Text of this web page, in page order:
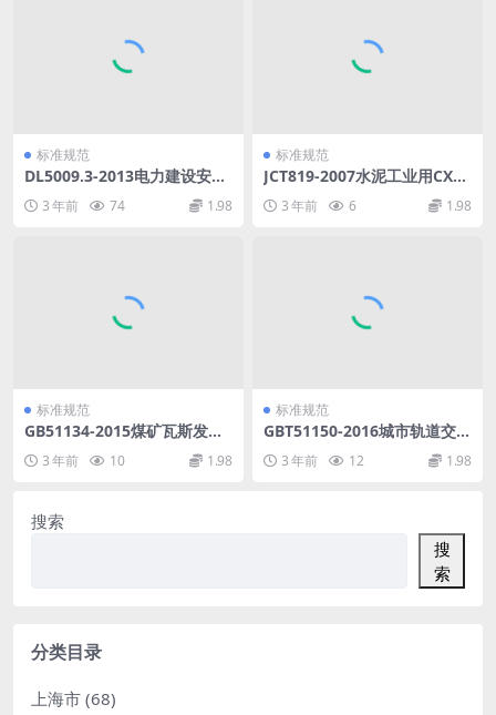
标准规范
DL5009.3-2013电力建设安全
f
3 年前 74 1.98
标准规范
JCT819-2007水泥工业用CXB
3 年前 6 1.98
标准规范
GB51134-2015煤矿瓦斯发电
3 年前 10 1.98
标准规范
GBT51150-2016城市轨道交通
3 年前 12 1.98
搜索
搜
索
分类目录
上海市 (68)